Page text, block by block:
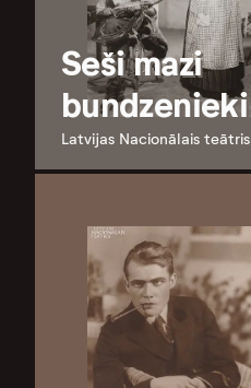
Seši mazi
bundzenieki
Latvijas Nacionālais teātris